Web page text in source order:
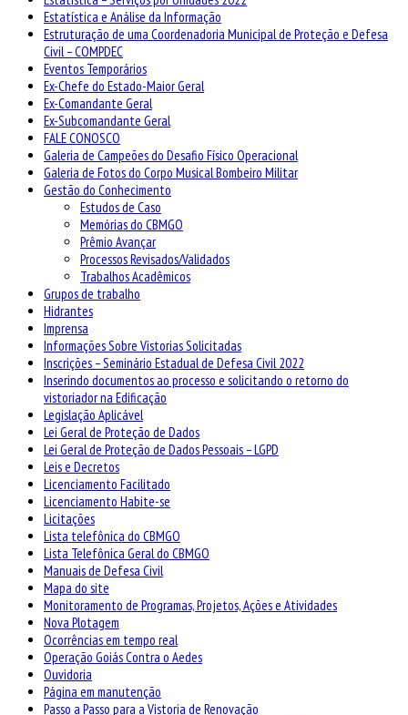
Estatística e Análise da Informação
Estruturação de uma Coordenadoria Municipal de Proteção e Defesa
Civil – COMPDEC
Eventos Temporários
Ex-Chefe do Estado-Maior Geral
Ex-Comandante Geral
Ex-Subcomandante Geral
FALE CONOSCO
Galeria de Campeões do Desafio Físico Operacional
Galeria de Fotos do Corpo Musical Bombeiro Militar
Gestão do Conhecimento
Estudos de Caso
Memórias do CBMGO
Prêmio Avançar
Processos Revisados/Validados
Trabalhos Acadêmicos
Grupos de trabalho
Hidrantes
Imprensa
Informações Sobre Vistorias Solicitadas
Inscrições – Seminário Estadual de Defesa Civil 2022
Inserindo documentos ao processo e solicitando o retorno do
vistoriador na Edificação
Legislação Aplicável
Lei Geral de Proteção de Dados
Lei Geral de Proteção de Dados Pessoais – LGPD
Leis e Decretos
Licenciamento Facilitado
Licenciamento Habite-se
Licitações
Lista telefônica do CBMGO
Lista Telefônica Geral do CBMGO
Manuais de Defesa Civil
Mapa do site
Monitoramento de Programas, Projetos, Ações e Atividades
Nova Plotagem
Ocorrências em tempo real
Operação Goiás Contra o Aedes
Ouvidoria
Página em manutenção
Passo a Passo para a Vistoria de Renovação